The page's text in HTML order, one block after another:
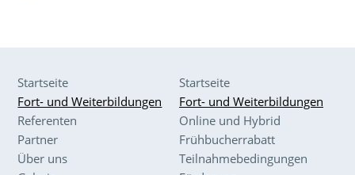
Startseite
Fort- und Weiterbildungen
Referenten
Partner
Über uns
Startseite
Fort- und Weiterbildungen
Online und Hybrid
Frühbucherrabatt
Teilnahmebedingungen